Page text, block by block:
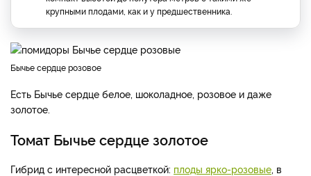
крупными плодами, как и у предшественника.
Бычье сердце розовое
Есть Бычье сердце белое, шоколадное, розовое и даже
золотое.
Томат Бычье сердце золотое
Гибрид с интересной расцветкой: плоды ярко-розовые, в